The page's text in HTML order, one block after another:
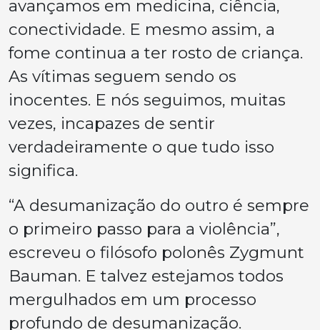
avançamos em medicina, ciência,
conectividade. E mesmo assim, a
fome continua a ter rosto de criança.
As vítimas seguem sendo os
inocentes. E nós seguimos, muitas
vezes, incapazes de sentir
verdadeiramente o que tudo isso
significa.
“A desumanização do outro é sempre
o primeiro passo para a violência”,
escreveu o filósofo polonês Zygmunt
Bauman. E talvez estejamos todos
mergulhados em um processo
profundo de desumanização.